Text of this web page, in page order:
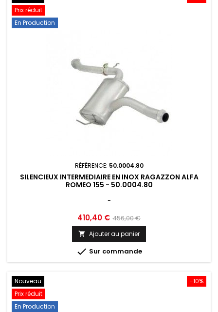
Prix réduit
En Production
RÉFÉRENCE: 50.0004.80
SILENCIEUX INTERMEDIAIRE EN INOX RAGAZZON ALFA
ROMEO 155 - 50.0004.80
-
Prix
410,40 € Prix
de
base
456,00 €
 Ajouter au panier
 Sur commande
-10%
Nouveau
Prix réduit
En Production